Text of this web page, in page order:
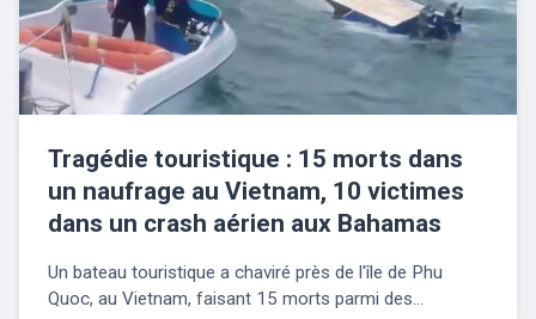
Tragédie touristique : 15 morts dans
un naufrage au Vietnam, 10 victimes
dans un crash aérien aux Bahamas
Un bateau touristique a chaviré près de l'île de Phu
Quoc, au Vietnam, faisant 15 morts parmi des...